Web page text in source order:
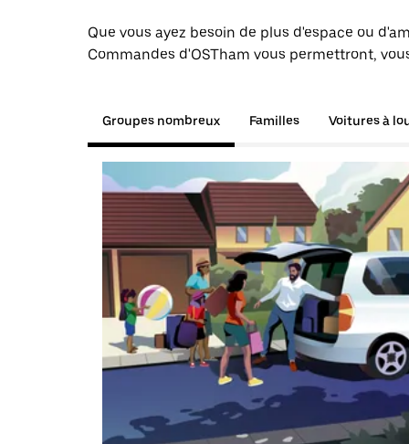
Que vous ayez besoin de plus d'espace ou
Commandes d'OSTham vous permettront,
Groupes nombreux Familles Voitures à